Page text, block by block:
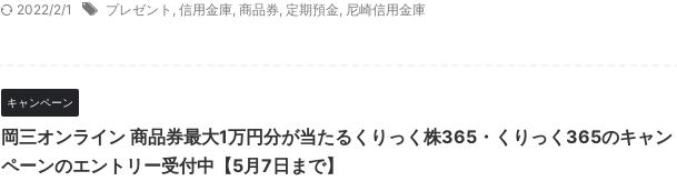
2022/2/1 プレゼント , 信用金庫, 商品券, 定期預金, 尼崎信用金庫
キャンペーン
岡三オンライン 商品券最大1万円分が当たるくりっく株365・くりっく365のキャン
ペーンのエントリー受付中【5月7日まで】